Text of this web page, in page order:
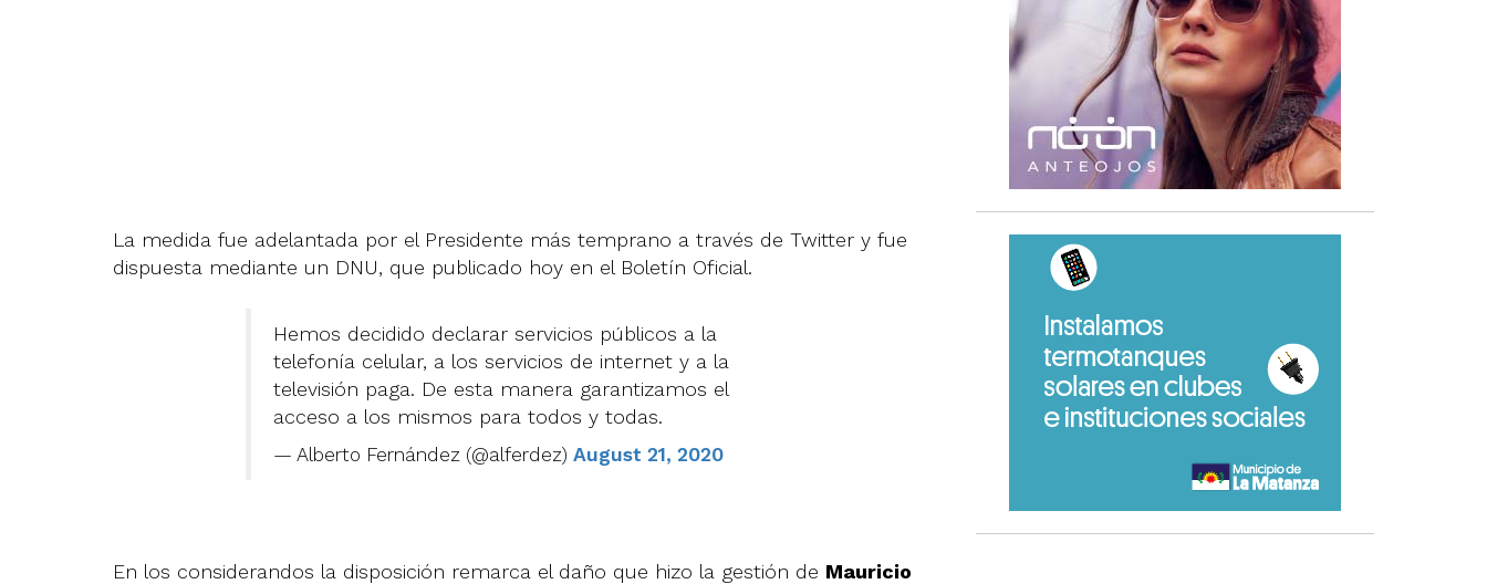
La medida fue adelantada por el Presidente más temprano a través de Twitter y fue
dispuesta mediante un DNU, que publicado hoy en el Boletín Oficial.
Hemos decidido declarar servicios públicos a la
telefonía celular, a los servicios de internet y a la
televisión paga. De esta manera garantizamos el
acceso a los mismos para todos y todas.
— Alberto Fernández (@alferdez) August 21, 2020
En los considerandos la disposición remarca el daño que hizo la gestión de Mauricio